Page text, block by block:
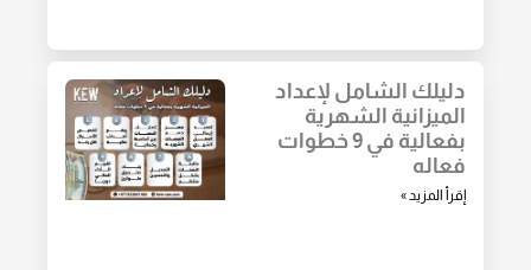
دليلك الشامل لإعداد
الميزانية الشهرية
بفعالية في 9 خطوات
فعاله
إقرأ المزيد »